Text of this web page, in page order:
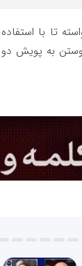
تا با
به پویش